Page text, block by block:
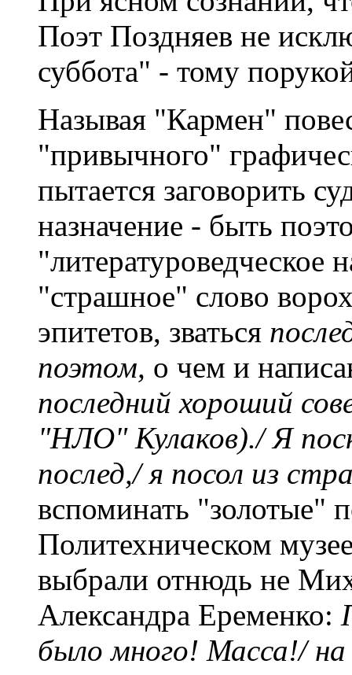
Поэт Поздняев не
суббота" - тому
Называя "Кармен"
"привычного"
пытается заговорить
назначение - быть
"литературоведческое
"страшное" слово
эпитетов, зваться
поэтом, о чем и
последний хороший
"НЛО" Кулаков)./ Я
послед,/ я посол из
вспоминать "золотые"
Политехническом
выбрали отнюдь не
Александра Еременко:
было много! Масса!/